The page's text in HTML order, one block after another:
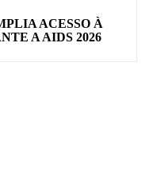
ACESSO À
A AIDS 2026